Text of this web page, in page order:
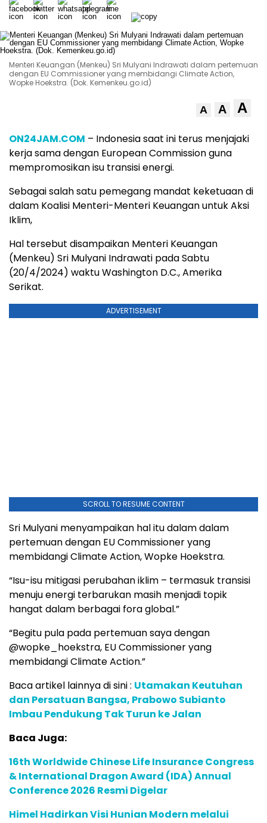
Menteri Keuangan (Menkeu) Sri Mulyani Indrawati dalam pertemuan
dengan EU Commissioner yang membidangi Climate Action,
Wopke Hoekstra. (Dok. Kemenkeu.go.id)
A A A
ON24JAM.COM – Indonesia saat ini terus menjajaki
kerja sama dengan European Commission guna
mempromosikan isu transisi energi.
Sebagai salah satu pemegang mandat keketuaan di
dalam Koalisi Menteri-Menteri Keuangan untuk Aksi
Iklim,
Hal tersebut disampaikan Menteri Keuangan
(Menkeu) Sri Mulyani Indrawati pada Sabtu
(20/4/2024) waktu Washington D.C., Amerika
Serikat.
ADVERTISEMENT
SCROLL TO RESUME CONTENT
Sri Mulyani menyampaikan hal itu dalam dalam
pertemuan dengan EU Commissioner yang
membidangi Climate Action, Wopke Hoekstra.
“Isu-isu mitigasi perubahan iklim – termasuk transisi
menuju energi terbarukan masih menjadi topik
hangat dalam berbagai fora global.”
“Begitu pula pada pertemuan saya dengan
@wopke_hoekstra, EU Commissioner yang
membidangi Climate Action.”
Baca artikel lainnya di sini : Utamakan Keutuhan
dan Persatuan Bangsa, Prabowo Subianto
Imbau Pendukung Tak Turun ke Jalan
Baca Juga:
16th Worldwide Chinese Life Insurance Congress
& International Dragon Award (IDA) Annual
Conference 2026 Resmi Digelar
Himel Hadirkan Visi Hunian Modern melalui